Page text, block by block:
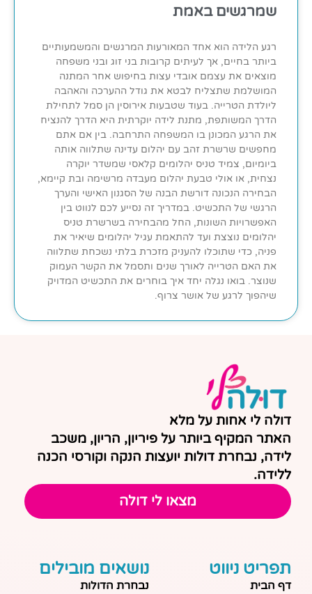
שמרגשים באמת
רגע הלידה הוא אחד המאורעות המרגשים והמשמעותיים
ביותר בחיים, אך לעיתים קרובות בני זוג ובני משפחה
מוצאים את עצמם אובדי עצות בחיפוש אחר המתנה
המושלמת שתצליח לבטא את גודל ההערכה והאהבה
ליולדת הטרייה. בעוד שטבעות אירוסין הן סמל לתחילת
הדרך המשותפת, מתנת לידה יוקרתית היא הדרך להנציח
את הרגע המכונן בו המשפחה התרחבה. בין אם אתם
מחפשים שרשרת זהב עם יהלום עדינה שתלווה אותה
ביומיום, צמיד טניס יהלומים קלאסי שמשדר יוקרה
נצחית, או אולי טבעת יהלום מעבדה מרשימה ובת קיימא,
הבחירה הנכונה דורשת הבנה של הסגנון האישי והערך
הרגשי של התכשיט. במדריך זה נסייע לכם לנווט בין
האפשרויות השונות, החל מהבחירה בשרשרת טניס
יהלומים נוצצת ועד להתאמת עגיל יהלומים שיאיר את
פניה, כדי שתוכלו להעניק מזכרת בלתי נשכחת שתלווה
את האם הטרייה לאורך שנים ותסמל את הקשר העמוק
שנוצר. בואו נגלה יחד איך בוחרים את התכשיט המדויק
שיהפוך לרגע של אושר צרוף.
דולה לי אחות על מלא
האתר המקיף ביותר על פיריון, הריון, משכב
לידה, נבחרת דולות יועצות הנקה וקורסי הכנה
ללידה.
מצאו לי דולה
תפריט ניווט
דף הבית
נושאים מובילים
נבחרת הדולות